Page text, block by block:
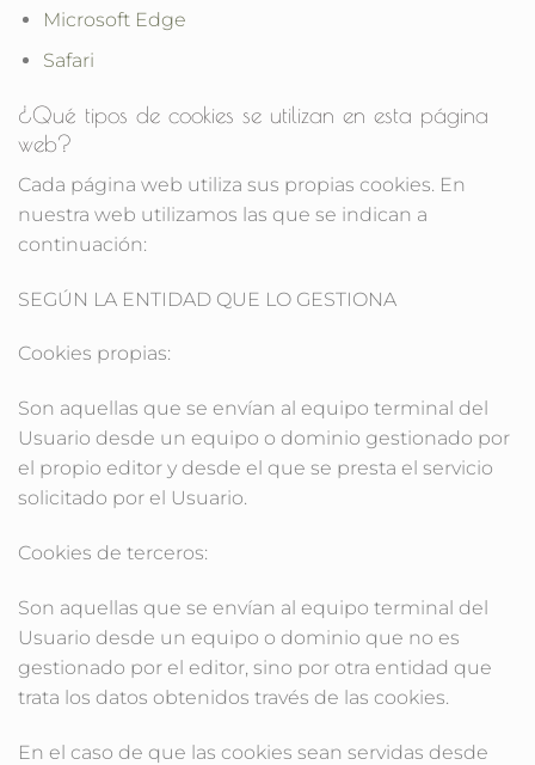
Microsoft Edge
Safari
¿Qué tipos de cookies se utilizan en esta página
web?
Cada página web utiliza sus propias cookies. En
nuestra web utilizamos las que se indican a
continuación:
SEGÚN LA ENTIDAD QUE LO GESTIONA
Cookies propias:
Son aquellas que se envían al equipo terminal del
Usuario desde un equipo o dominio gestionado por
el propio editor y desde el que se presta el servicio
solicitado por el Usuario.
Cookies de terceros:
Son aquellas que se envían al equipo terminal del
Usuario desde un equipo o dominio que no es
gestionado por el editor, sino por otra entidad que
trata los datos obtenidos través de las cookies.
En el caso de que las cookies sean servidas desde